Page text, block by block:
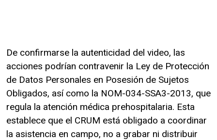
De confirmarse la autenticidad del video, las
acciones podrían contravenir la Ley de Protección
de Datos Personales en Posesión de Sujetos
Obligados, así como la NOM-034-SSA3-2013, que
regula la atención médica prehospitalaria. Esta
establece que el CRUM está obligado a coordinar
la asistencia en campo, no a grabar ni distribuir